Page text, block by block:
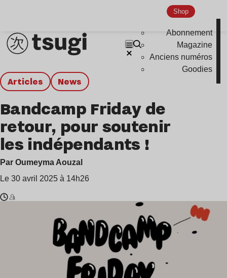
Shop
Abonnement
Magazine
Anciens numéros
Goodies
Articles news
Bandcamp Friday de
retour, pour soutenir
les indépendants !
Par Oumeyma Aouzal
Le 30 avril 2025 à 14h26